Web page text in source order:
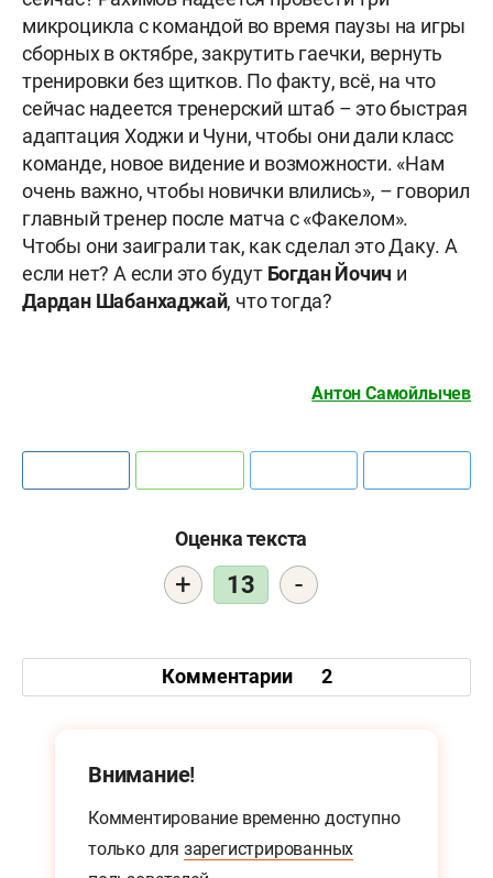
микроцикла с командой во время паузы на игры
сборных в октябре, закрутить гаечки, вернуть
тренировки без щитков. По факту, всё, на что
сейчас надеется тренерский штаб – это быстрая
адаптация Ходжи и Чуни, чтобы они дали класс
команде, новое видение и возможности. «Нам
очень важно, чтобы новички влились», – говорил
главный тренер после матча с «Факелом».
Чтобы они заиграли так, как сделал это Даку. А
если нет? А если это будут Богдан Йочич и
Дардан Шабанхаджай, что тогда?
Антон Самойлычев
Оценка текста
+ 13 -
Комментарии 2
Внимание!
Комментирование временно доступно
только для зарегистрированных